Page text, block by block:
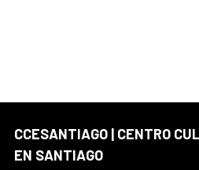
CCESANTIAGO | CENTRO
EN SANTIAGO